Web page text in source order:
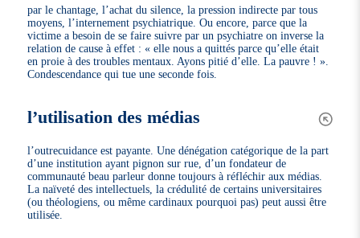
par le chantage, l’achat du silence, la pression indirecte par tous
moyens, l’internement psychiatrique. Ou encore, parce que la
victime a besoin de se faire suivre par un psychiatre on inverse la
relation de cause à effet : « elle nous a quittés parce qu’elle était
en proie à des troubles mentaux. Ayons pitié d’elle. La pauvre ! ».
Condescendance qui tue une seconde fois.
l’utilisation des médias
l’outrecuidance est payante. Une dénégation catégorique de la part
d’une institution ayant pignon sur rue, d’un fondateur de
communauté beau parleur donne toujours à réfléchir aux médias.
La naïveté des intellectuels, la crédulité de certains universitaires
(ou théologiens, ou même cardinaux pourquoi pas) peut aussi être
utilisée.